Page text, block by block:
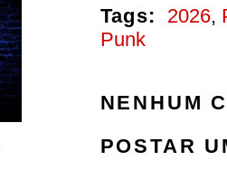
Tags: 2026,
Punk
NENHUM
POSTAR